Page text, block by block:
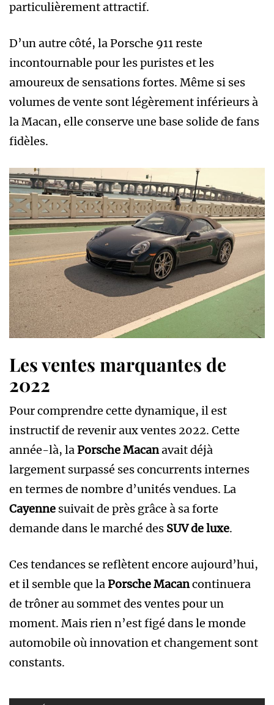
particulièrement attractif.
D’un autre côté, la Porsche 911 reste
incontournable pour les puristes et les
amoureux de sensations fortes. Même si ses
volumes de vente sont légèrement inférieurs à
la Macan, elle conserve une base solide de fans
fidèles.
Les ventes marquantes de
2022
Pour comprendre cette dynamique, il est
instructif de revenir aux ventes 2022. Cette
année-là, laPorsche Macanavait déjà
largement surpassé ses concurrents internes
en termes de nombre d’unités vendues. La
Cayenne suivait de près grâce à sa forte
demande dans le marché des SUV de luxe.
Ces tendances se reflètent encore aujourd’hui,
et il semble que laPorsche Macancontinuera
de trôner au sommet des ventes pour un
moment. Mais rien n’est figé dans le monde
automobile où innovation et changement sont
constants.